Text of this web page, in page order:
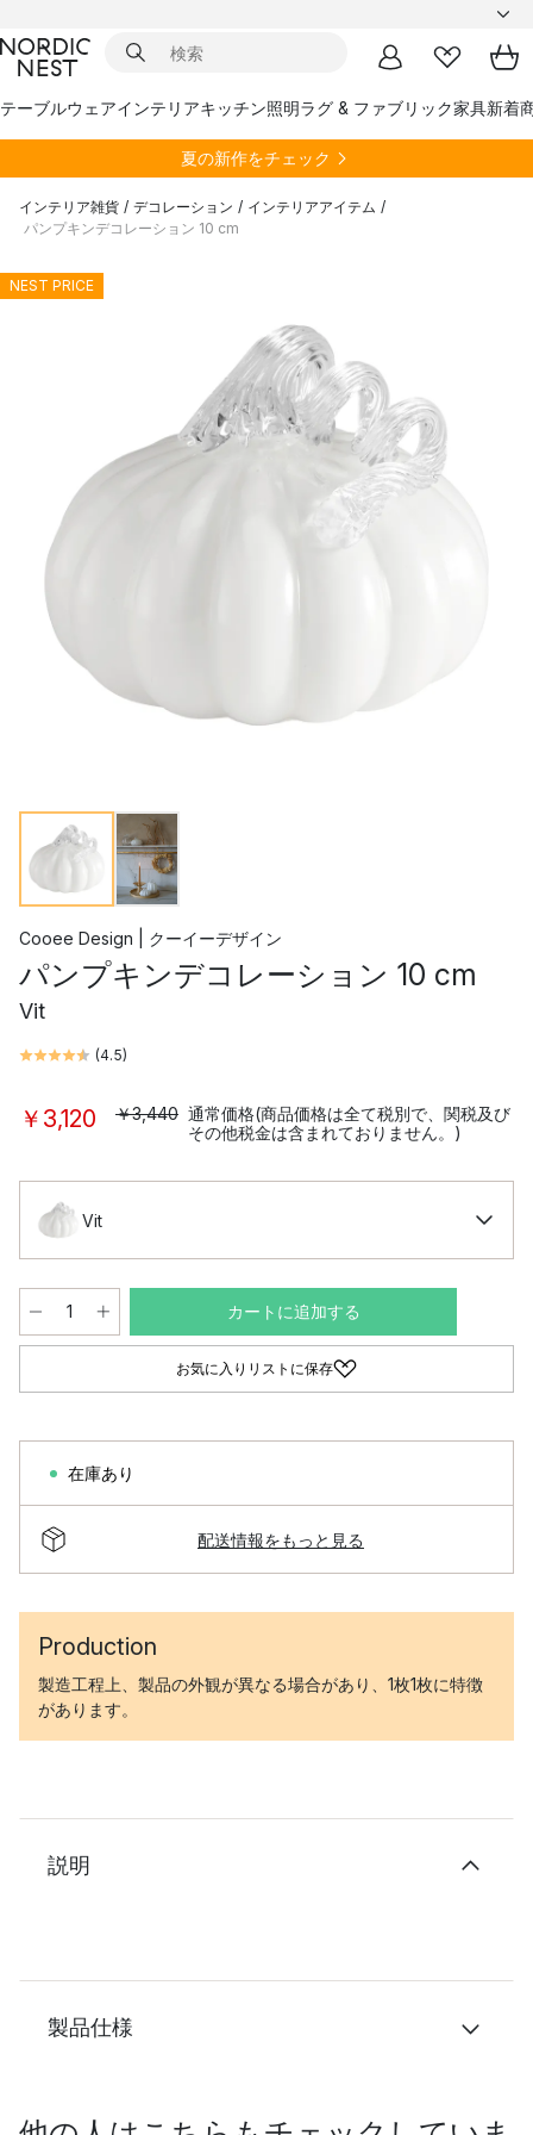
テーブルウェアインテリアキッチン照明ラグ & ファブリック家具新着
夏の新作をチェック
インテリア雑貨 / デコレーション / インテリアアイテム /
パンプキンデコレーション 10 cm
NEST PRICE
Cooee Design | クーイーデザイン
パンプキンデコレーション 10 cm
Vit
(4.5)
￥3,120 ￥3,440 通常価格(商品価格は全て税別で、関税及び
その他税金は含まれておりません。)
Vit
カートに追加する
お気に入りリストに保存
在庫あり
配送情報をもっと見る
Production
製造工程上、製品の外観が異なる場合があり、1枚1枚に特徴
があります。
説明
製品仕様